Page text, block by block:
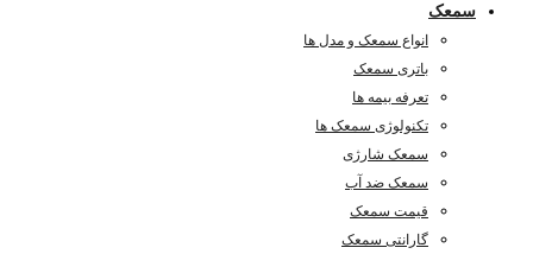
سمعک
انواع سمعک و مدل ها
باتری سمعک
تعرفه بیمه ها
تکنولوژی سمعک ها
سمعک شارژی
سمعک ضد آب
قیمت سمعک
گارانتی سمعک